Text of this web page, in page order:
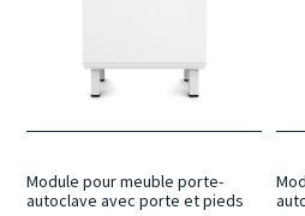
Module pour meuble porte-
autoclave avec porte et pieds